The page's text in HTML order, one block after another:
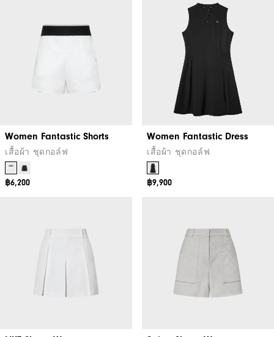
Women Fantastic Shorts
เสื้อผ้า ชุดกอล์ฟ
฿6,200
Women Fantastic Dress
เสื้อผ้า ชุดกอล์ฟ
฿9,900